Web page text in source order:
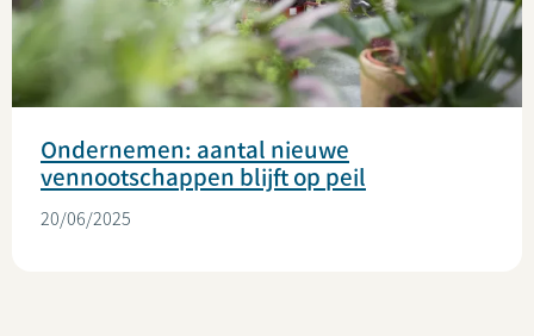
Ondernemen: aantal nieuwe
vennootschappen blijft op peil
20/06/2025